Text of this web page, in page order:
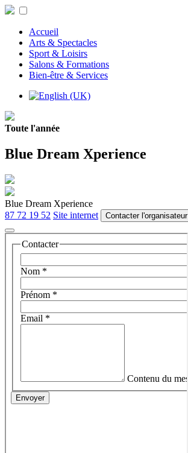
Accueil
Arts & Spectacles
Sport & Loisirs
Salons & Formations
Bien-être & Services
Toute l'année
Blue Dream Xperience
Blue Dream Xperience
87 72 19 52 Site internet Contacter l'organisateur